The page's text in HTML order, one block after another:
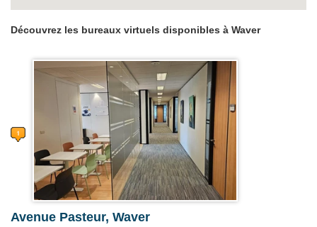
Découvrez les bureaux virtuels disponibles à Waver
Avenue Pasteur, Waver